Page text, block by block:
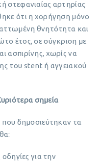
στεφανιαίας αρτηρίας
ότι η χορήγηση μόνο
θνητότητα και
έτος, σε σύγκριση με
ασπιρίνης, χωρίς να
του stent ή αγγειακού
σημεία
που δημοσιεύτηκαν τα
για την